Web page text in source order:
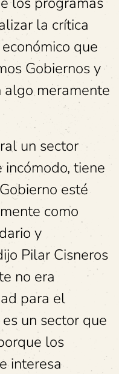
la crítica
que
Gobiernos y
meramente
un sector
tiene
esté
como
y
Pilar Cisneros
no era
para el
un sector que
los
interesa